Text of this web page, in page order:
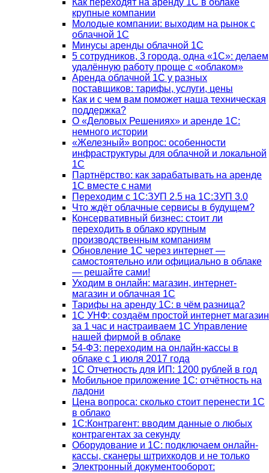
крупные компании
Молодые компании: выходим на рынок с
облачной 1С
Минусы аренды облачной 1С
5 сотрудников, 3 города, одна «1С»: делаем
удалённую работу проще с «облаком»
Аренда облачной 1С у разных
поставщиков: тарифы, услуги, цены
Как и с чем вам поможет наша техническая
поддержка?
О «Деловых Решениях» и аренде 1С:
немного истории
«Железный» вопрос: особенности
инфраструктуры для облачной и локальной
1С
Партнёрство: как зарабатывать на аренде
1С вместе с нами
Переходим с 1С:ЗУП 2.5 на 1С:ЗУП 3.0
Что ждёт облачные сервисы в будущем?
Консервативный бизнес: стоит ли
переходить в облако крупным
производственным компаниям
Обновление 1С через интернет —
самостоятельно или официально в облаке
— решайте сами!
Уходим в онлайн: магазин, интернет-
магазин и облачная 1С
Тарифы на аренду 1С: в чём разница?
1С УНФ: создаём простой интернет магазин
за 1 час и настраиваем 1С Управление
нашей фирмой в облаке
54-ФЗ: переходим на онлайн-кассы в
облаке с 1 июля 2017 года
1С Отчетность для ИП: 1200 рублей в год
Мобильное приложение 1С: отчётность на
ладони
Цена вопроса: сколько стоит перенести 1С
в облако
1С:Контрагент: вводим данные о любых
контрагентах за секунду
Оборудование и 1С: подключаем онлайн-
кассы, сканеры штрихкодов и не только
Электронный документооборот: